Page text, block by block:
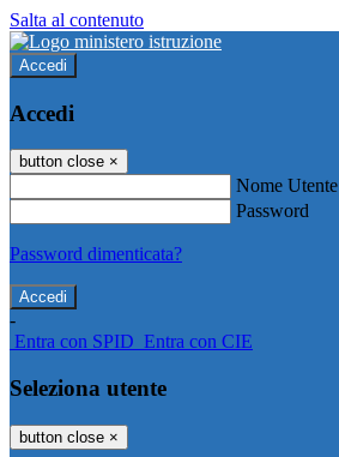
Salta al contenuto
Accedi
Accedi
button close ×
Nome Utente
Password
Password dimenticata?
-
Entra con SPID Entra con CIE
Seleziona utente
button close ×